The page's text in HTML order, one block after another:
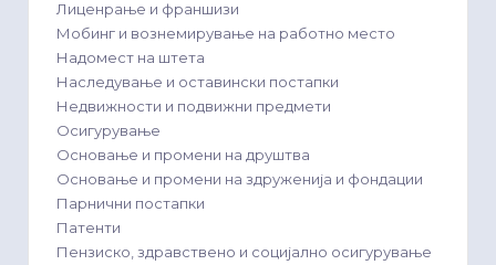
Лиценрање и франшизи
Мобинг и вознемирување на работно место
Надомест на штета
Наследување и оставински постапки
Недвижности и подвижни предмети
Осигурување
Основање и промени на друштва
Основање и промени на здруженија и фондации
Парнични постапки
Патенти
Пензиско, здравствено и социјално осигурување